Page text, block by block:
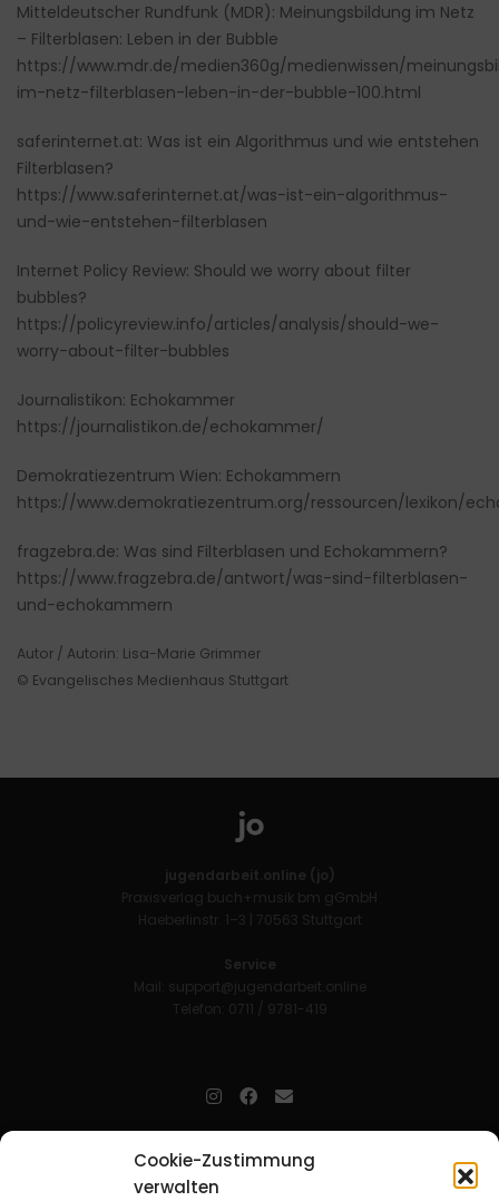
Cookie-Zustimmung
verwalten
Mitteldeutscher Rundfunk (MDR): Meinungsbildung im Netz
– Filterblasen: Leben in der Bubble
https://www.mdr.de/medien360g/medienwissen/
im-netz-filterblasen-leben-in-der-bubble-100.html
saferinternet.at: Was ist ein Algorithmus und wie entstehen
Filterblasen?
https://www.saferinternet.at/was-ist-ein-algorithmus-
und-wie-entstehen-filterblasen
Internet Policy Review: Should we worry about filter
bubbles?
https://policyreview.info/articles/analysis/should-we-
worry-about-filter-bubbles
Journalistikon: Echokammer
https://journalistikon.de/echokammer/
Demokratiezentrum Wien: Echokammern
https://www.demokratiezentrum.org/ressourcen/lexikon/
fragzebra.de: Was sind Filterblasen und Echokammern?
https://www.fragzebra.de/antwort/was-sind-filterblasen-
und-echokammern
Autor / Autorin: Lisa-Marie Grimmer
© Evangelisches Medienhaus Stuttgart
jugendarbeit.online (jo)
Praxisverlag buch+musik bm gGmbH
Haeberlinstr. 1–3 | 70563 Stuttgart
Service
Mail: support@jugendarbeit.online
Telefon: 0711 / 9781-419
Mitarbeitende in der christlichen Kinder-, Jugend- und jungen
Erwachsenenarbeit. Aufjofindet man unkompliziert und schnell